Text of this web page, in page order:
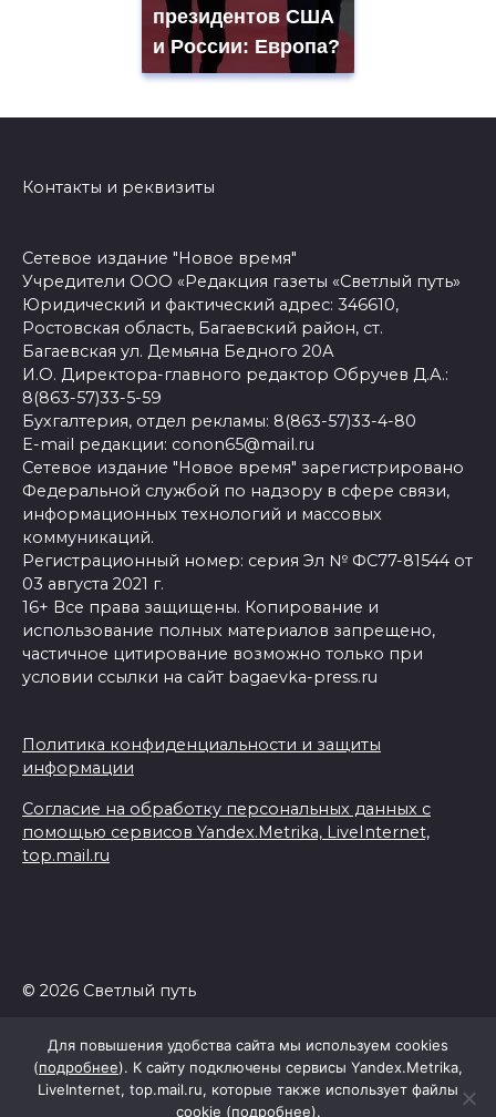
президентов США
и России: Европа?
Контакты и реквизиты
Сетевое издание "Новое время"
Учредители ООО «Редакция газеты «Светлый путь»
Юридический и фактический адрес: 346610,
Ростовская область, Багаевский район, ст.
Багаевская ул. Демьяна Бедного 20А
И.О. Директора-главного редактор Обручев Д.А.:
8(863-57)33-5-59
Бухгалтерия, отдел рекламы: 8(863-57)33-4-80
E-mail редакции: conon65@mail.ru
Сетевое издание "Новое время" зарегистрировано
Федеральной службой по надзору в сфере связи,
информационных технологий и массовых
коммуникаций.
Регистрационный номер: серия Эл № ФС77-81544 от
03 августа 2021 г.
16+ Все права защищены. Копирование и
использование полных материалов запрещено,
частичное цитирование возможно только при
условии ссылки на сайт bagaevka-press.ru
Политика конфиденциальности и защиты
информации
Согласие на обработку персональных данных с
помощью сервисов Yandex.Metrika, LiveInternet,
top.mail.ru
© 2026 Светлый путь
Для повышения удобства сайта мы используем cookies
(подробнее). К сайту подключены сервисы Yandex.Metrika,
LiveInternet, top.mail.ru, которые также использует файлы
cookie (подробнее).